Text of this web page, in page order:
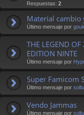
Respuestas: 2
Material cambio
Último mensaje por
THE LEGEND
EDITION NINTE
Último mensaje por
Super Famicom
Último mensaje por
Vendo Jammas
Último mensaje por